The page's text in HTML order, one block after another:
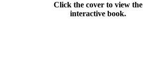
Click the cover to view the
interactive book.